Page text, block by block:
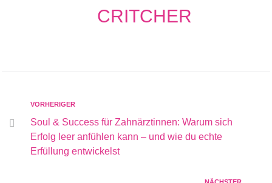
CRITCHER
VORHERIGER
Soul & Success für Zahnärztinnen: Warum sich
Erfolg leer anfühlen kann – und wie du echte
Erfüllung entwickelst